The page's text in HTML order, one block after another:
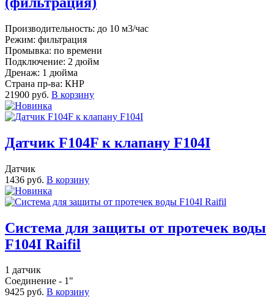
Производительность: до 10 м3/час
Режим: фильтрация
Промывка: по времени
Подключение: 2 дюйм
Дренаж: 1 дюйма
Страна пр-ва: КНР
21900 руб. В корзину
Датчик F104F к клапану F104I
Датчик
1436 руб. В корзину
Система для защиты от протечек воды
F104I Raifil
1 датчик
Соединение - 1"
9425 руб. В корзину